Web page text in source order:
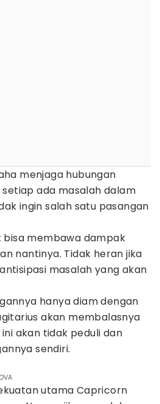
menjaga hubungan
setiap ada masalah dalam
ingin salah satu pasangan
bisa membawa dampak
nantinya. Tidak heran jika
masalah yang akan
hanya diam dengan
akan membalasnya
akan tidak peduli dan
sendiri.
utama Capricorn